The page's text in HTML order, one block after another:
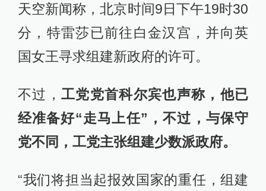
天空新闻称，北京时间9日下午19时30
分，特雷莎已前往白金汉宫，并向英
国女王寻求组建新政府的许可。
不过， 工党党首科尔宾也声称，他已
经准备好“走马上任”，不过，与保守
党不同，工党主张组建少数派政府。
“我们将担当起报效国家的重任，组建